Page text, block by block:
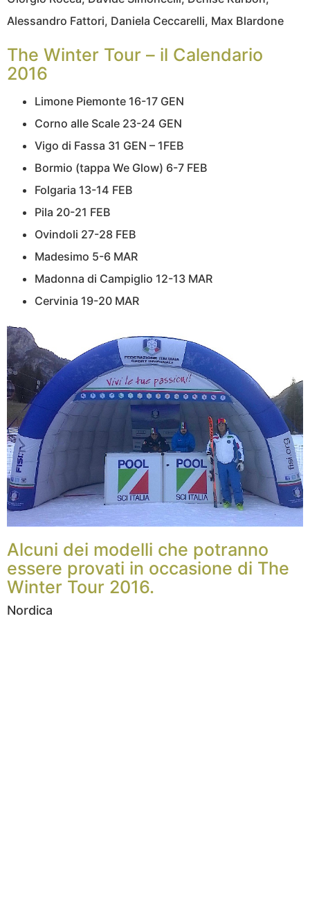
Alessandro Fattori, Daniela Ceccarelli, Max Blardone
The Winter Tour – il Calendario
2016
Limone Piemonte 16-17 GEN
Corno alle Scale 23-24 GEN
Vigo di Fassa 31 GEN – 1FEB
Bormio (tappa We Glow) 6-7 FEB
Folgaria 13-14 FEB
Pila 20-21 FEB
Ovindoli 27-28 FEB
Madesimo 5-6 MAR
Madonna di Campiglio 12-13 MAR
Cervinia 19-20 MAR
Alcuni dei modelli che potranno
essere provati in occasione di The
Winter Tour 2016.
Nordica